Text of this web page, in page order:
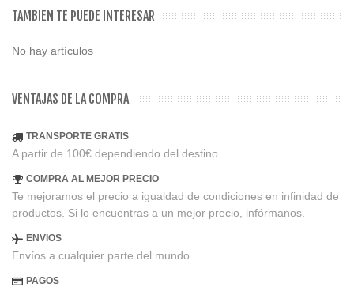
TAMBIEN TE PUEDE INTERESAR
No hay artículos
VENTAJAS DE LA COMPRA
TRANSPORTE GRATIS
A partir de 100€ dependiendo del destino.
COMPRA AL MEJOR PRECIO
Te mejoramos el precio a igualdad de condiciones en infinidad de
productos. Si lo encuentras a un mejor precio, infórmanos.
ENVIOS
Envíos a cualquier parte del mundo.
PAGOS